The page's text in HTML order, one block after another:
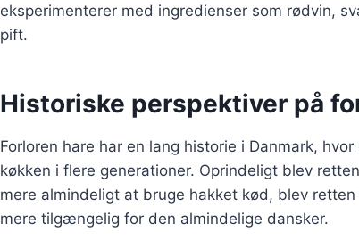
eksperimenterer med ingredienser som rødvin,
pift.
Historiske perspektiver på
Forloren hare har en lang historie i Danmark,
køkken i flere generationer. Oprindeligt blev
mere almindeligt at bruge hakket kød, blev
mere tilgængelig for den almindelige dansker.